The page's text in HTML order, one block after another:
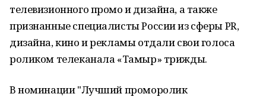
телевизионного промо и дизайна, а также
признанные специалисты России из сферы PR,
дизайна, кино и рекламы отдали свои голоса
роликом телеканала «Тамыр» трижды.
В номинации "Лучший проморолик